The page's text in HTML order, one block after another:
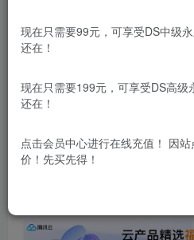
本站付费资源为网络虚拟产品，
于商业用途。如有侵权、不妥之处
除！
本站所有内容来自互联网收集，仅
用途。如有侵权、不妥之处，请第
现在只需要99元，可享受DS中级
还在！
现在只需要199元，可享受DS高
还在！
点击会员中心进行在线充值！ 因
价！先买先得！